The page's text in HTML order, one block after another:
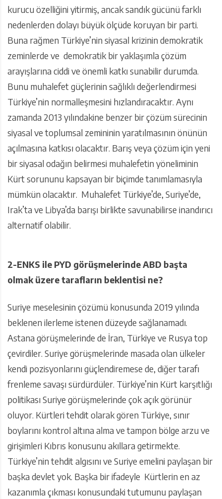
kurucu özelliğini yitirmiş, ancak sandık gücünü farklı
nedenlerden dolayı büyük ölçüde koruyan bir parti.
Buna rağmen Türkiye’nin siyasal krizinin demokratik
zeminlerde ve demokratik bir yaklaşımla çözüm
arayışlarına ciddi ve önemli katkı sunabilir durumda.
Bunu muhalefet güçlerinin sağlıklı değerlendirmesi
Türkiye’nin normalleşmesini hızlandıracaktır. Aynı
zamanda 2013 yılındakine benzer bir çözüm sürecinin
siyasal ve toplumsal zemininin yaratılmasının önünün
açılmasına katkısı olacaktır. Barış veya çözüm için yeni
bir siyasal odağın belirmesi muhalefetin yöneliminin
Kürt sorununu kapsayan bir biçimde tanımlamasıyla
mümkün olacaktır. Muhalefet Türkiye’de, Suriye’de,
Irak’ta ve Libya’da barışı birlikte savunabilirse inandırıcı
alternatif olabilir.
2-ENKS ile PYD görüşmelerinde ABD başta
olmak üzere tarafların beklentisi ne?
Suriye meselesinin çözümü konusunda 2019 yılında
beklenen ilerleme istenen düzeyde sağlanamadı.
Astana görüşmelerinde de İran, Türkiye ve Rusya top
çevirdiler. Suriye görüşmelerinde masada olan ülkeler
kendi pozisyonlarını güçlendiremese de, diğer tarafı
frenleme savaşı sürdürdüler. Türkiye’nin Kürt karşıtlığı
politikası Suriye görüşmelerinde çok açık görünür
oluyor. Kürtleri tehdit olarak gören Türkiye, sınır
boylarını kontrol altına alma ve tampon bölge arzu ve
girişimleri Kıbrıs konusunu akıllara getirmekte.
Türkiye’nin tehdit algısını ve Suriye emelini paylaşan bir
başka devlet yok. Başka bir ifadeyle Kürtlerin en az
kazanımla çıkması konusundaki tutumunu paylaşan